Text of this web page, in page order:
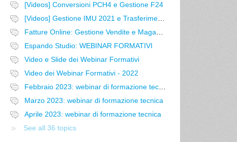
[Videos] Conversioni PCH4 e Gestione F24
[Videos] Gestione IMU 2021 e Trasferimento p.n. da Accresco Impresa a Espando Studio
Espando Studio: WEBINAR FORMATIVI
Video e Slide dei Webinar Formativi
Video dei Webinar Formativi - 2022
Febbraio 2023: webinar di formazione tecnica
Marzo 2023: webinar di formazione tecnica
Aprile 2023: webinar di formazione tecnica
See all 36 topics